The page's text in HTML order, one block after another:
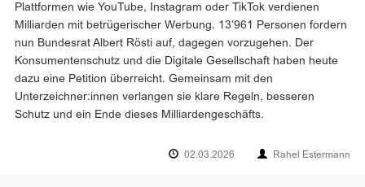
Plattformen wie YouTube, Instagram oder TikTok verdienen
Milliarden mit betrügerischer Werbung. 13’961 Personen fordern
nun Bundesrat Albert Rösti auf, dagegen vorzugehen. Der
Konsumentenschutz und die Digitale Gesellschaft haben heute
dazu eine Petition überreicht. Gemeinsam mit den
Unterzeichner:innen verlangen sie klare Regeln, besseren
Schutz und ein Ende dieses Milliardengeschäfts.
02.03.2026 Rahel Estermann